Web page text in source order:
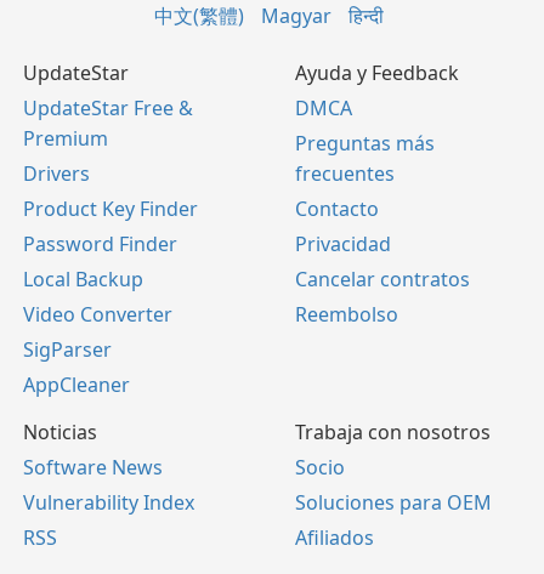
中文(繁體)
Magyar हिन्दी
UpdateStar
UpdateStar Free &
Premium
Drivers
Product Key Finder
Password Finder
Local Backup
Video Converter
SigParser
AppCleaner
Ayuda y Feedback
DMCA
Preguntas más
frecuentes
Contacto
Privacidad
Cancelar contratos
Reembolso
Noticias
Software News
Vulnerability Index
RSS
Trabaja con nosotros
Socio
Soluciones para OEM
Afiliados